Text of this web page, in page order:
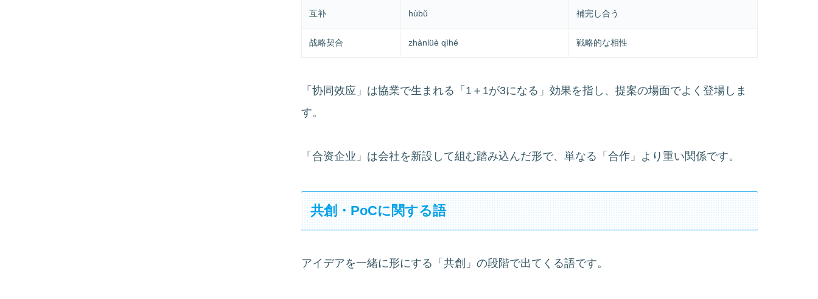
互补 hùbǔ 補完し合う
战略契合 zhànlüè qìhé 戦略的な相性
「协同效应」は協業で生まれる「1＋1が3になる」効果を指し、提案の場面でよく登場しま
す。
「合资企业」は会社を新設して組む踏み込んだ形で、単なる「合作」より重い関係です。
共創・PoCに関する語
アイデアを一緒に形にする「共創」の段階で出てくる語です。